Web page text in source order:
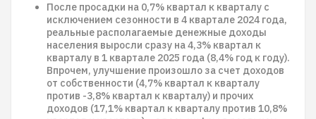
После просадки на 0,7% квартал к кварталу с
исключением сезонности в 4 квартале 2024 года,
реальные располагаемые денежные доходы
населения выросли сразу на 4,3% квартал к
кварталу в 1 квартале 2025 года (8,4% год к году).
Впрочем, улучшение произошло за счет доходов
от собственности (4,7% квартал к кварталу
против -3,8% квартал к кварталу) и прочих
доходов (17,1% квартал к кварталу против 10,8%